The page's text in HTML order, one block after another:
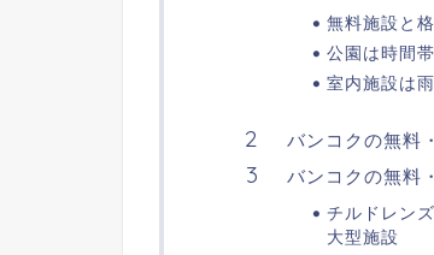
無料施設と
公園は時間
室内施設は
バンコクの無料
バンコクの無料
チルドレン
大型施設